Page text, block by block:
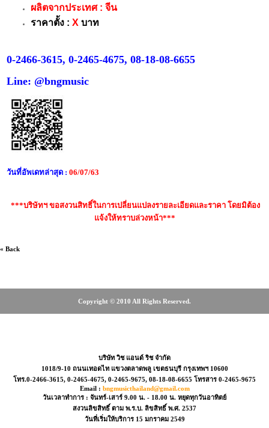
ผลิตจากประเทศ : จีน
ราคาตั้ง : Xบาท
0-2466-3615, 0-2465-4675, 08-18-08-6655
Line: @bngmusic
วันที่อัพเดทล่าสุด :06/07/63
***บริษัทฯ ขอสงวนสิทธิ์ในการเปลี่ยนแปลงรายละเอียดและราคา โดยมิต้อง
แจ้งให้ทราบล่วงหน้า***
« Back
Copyright © 2010 All Rights Reserved.
บริษัท วิช แอนด์ ริช จำกัด
1018/9-10 ถนนเทอดไท แขวงตลาดพลู เขตธนบุรี กรุงเทพฯ 10600
โทร.0-2466-3615, 0-2465-4675, 0-2465-9675, 08-18-08-6655 โทรสาร 0-2465-9675
Email : bngmusicthailand@gmail.com
วันเวลาทำการ : จันทร์-เสาร์ 9.00 น. - 18.00 น. หยุดทุกวันอาทิตย์
สงวนลิขสิทธิ์ ตาม พ.ร.บ. ลิขสิทธิ์ พ.ศ. 2537
วันที่เริ่มให้บริการ 15 มกราคม 2549